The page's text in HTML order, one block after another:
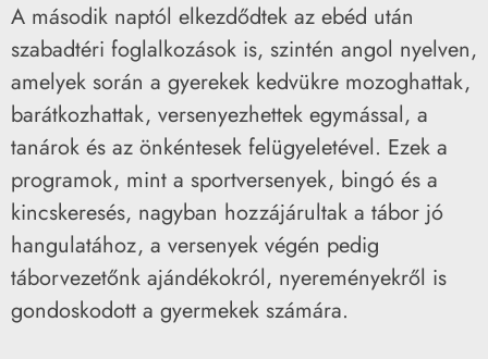
A második naptól elkezdődtek az ebéd után
szabadtéri foglalkozások is, szintén angol nyelven,
amelyek során a gyerekek kedvükre mozoghattak,
barátkozhattak, versenyezhettek egymással, a
tanárok és az önkéntesek felügyeletével. Ezek a
programok, mint a sportversenyek, bingó és a
kincskeresés, nagyban hozzájárultak a tábor jó
hangulatához, a versenyek végén pedig
táborvezetőnk ajándékokról, nyereményekről is
gondoskodott a gyermekek számára.